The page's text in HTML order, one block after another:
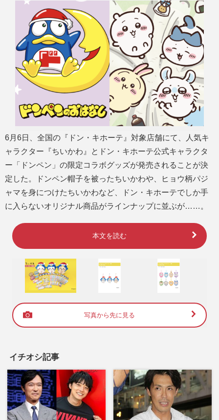
M
t
e
6月6日、全国の『ドン・キホーテ』対象店舗にて、人気キ
ャラクター『ちいかわ』とドン・キホーテ公式キャラクタ
ー「ドンペン」の限定コラボグッズが発売されることが決
定した。ドンペン帽子を被ったちいかわや、ヒョウ柄パジ
ャマを身につけたちいかわなど、ドン・キホーテでしか手
に入らないオリジナル商品がラインナップに並ぶが……。
本文を読む
写真から先に見る
イチオシ記事